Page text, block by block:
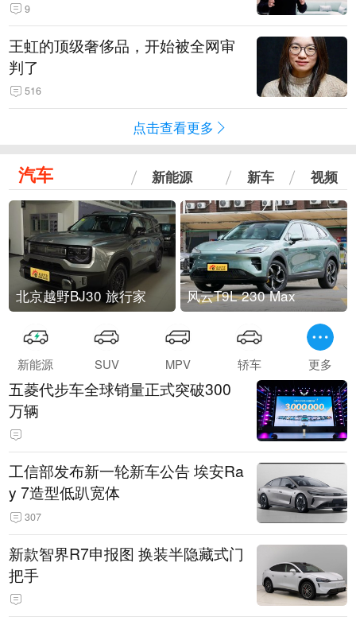
9
王虹的顶级奢侈品，开始被全网审
判了
516
点击查看更多
汽车 新能源 新车 视频
北京越野BJ30 旅行家 风云T9L 230 Max
新能源 SUV MPV 轿车 更多
五菱代步车全球销量正式突破300
万辆
工信部发布新一轮新车公告 埃安Ra
y 7造型低趴宽体
307
新款智界R7申报图 换装半隐藏式门
把手